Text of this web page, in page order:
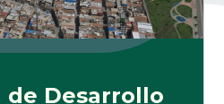
de Desarrollo